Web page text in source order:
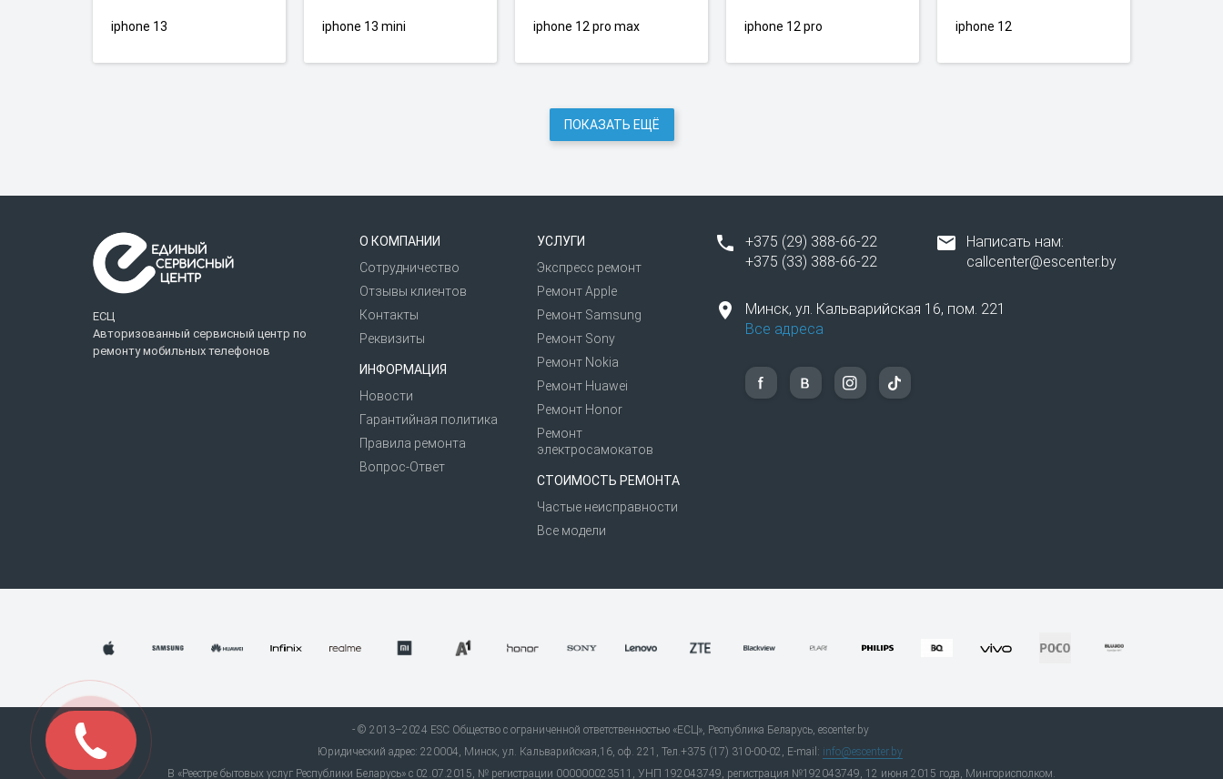
iphone 13 iphone 13 mini iphone 12 pro max iphone 12 pro iphone 12
ПОКАЗАТЬ ЕЩЁ
ЕСЦ
Авторизованный сервисный центр по
ремонту мобильных телефонов
О КОМПАНИИ
Сотрудничество
Отзывы клиентов
Контакты
Реквизиты
ИНФОРМАЦИЯ
Новости
Гарантийная политика
Правила ремонта
Вопрос-Ответ
УСЛУГИ
Экспресс ремонт
Ремонт Apple
Ремонт Samsung
Ремонт Sony
Ремонт Nokia
Ремонт Huawei
Ремонт Honor
Ремонт
электросамокатов
СТОИМОСТЬ РЕМОНТА
Частые неисправности
Все модели
+375 (29) 388-66-22
+375 (33) 388-66-22
Написать нам:
callcenter@escenter.by
Минск, ул. Кальварийская 16, пом. 221
Все адреса
© 2013–2024 ESC Общество с ограниченной ответственностью «ЕСЦ», Республика Беларусь, escenter.by
Юридический адрес: 220004, Минск, ул. Кальварийская,16, оф. 221, Тел.+375 (17) 310-00-02, E-mail: info@escenter.by
В «Реестре бытовых услуг Республики Беларусь» с 02.07.2015, № регистрации 000000023511, УНП 192043749, регистрация №192043749, 12 июня 2015 года, Мингорисполком.